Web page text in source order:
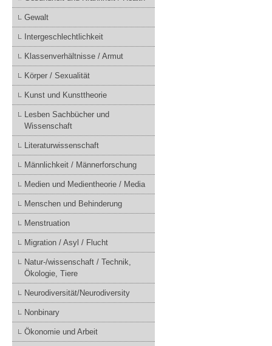
Gewalt
Intergeschlechtlichkeit
Klassenverhältnisse / Armut
Körper / Sexualität
Kunst und Kunsttheorie
Lesben Sachbücher und
Wissenschaft
Literaturwissenschaft
Männlichkeit / Männerforschung
Medien und Medientheorie / Media
Menschen und Behinderung
Menstruation
Migration / Asyl / Flucht
Natur-/wissenschaft / Technik,
Ökologie, Tiere
Neurodiversität/Neurodiversity
Nonbinary
Ökonomie und Arbeit